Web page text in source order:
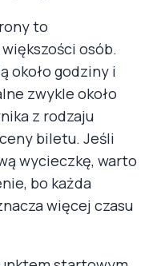
to
osób.
około godziny i
zwykle około
z rodzaju
biletu. Jeśli
wycieczkę, warto
bo każda
więcej czasu